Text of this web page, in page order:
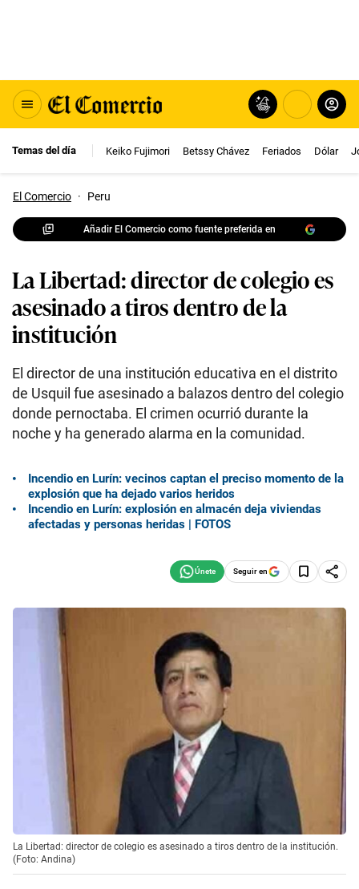
Temas del día Keiko Fujimori Betssy Chávez Feriados Dólar
El Comercio · Peru
Añadir El Comercio como fuente preferida en
La Libertad: director de colegio es
asesinado a tiros dentro de la
institución
El director de una institución educativa en el distrito
de Usquil fue asesinado a balazos dentro del colegio
donde pernoctaba. El crimen ocurrió durante la
noche y ha generado alarma en la comunidad.
Incendio en Lurín: vecinos captan el preciso momento de la
explosión que ha dejado varios heridos
Incendio en Lurín: explosión en almacén deja viviendas
afectadas y personas heridas | FOTOS
Seguir en
La Libertad: director de colegio es asesinado a tiros dentro de la institución.
(Foto: Andina)